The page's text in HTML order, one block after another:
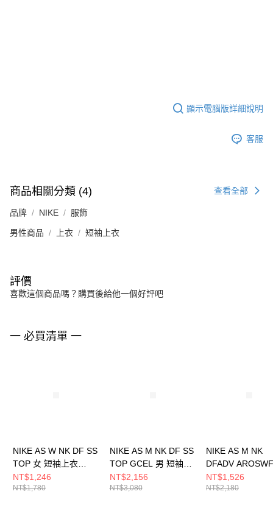
顯示電腦版詳細說明
客服
商品相關分類 (4) 查看全部
品牌 NIKE 服飾
男性商品 上衣 短袖上衣
評價
喜歡這個商品嗎？購買後給他一個好評吧
一 必買清單 一
NIKE AS W NK DF SS
TOP 女 短袖上衣
HQ8080104
NT$1,246
NT$1,780
NIKE AS M NK DF SS
TOP GCEL 男 短袖上
衣 IH9267010
NT$2,156
NT$3,080
NIKE AS M NK
DFADV
2INBF SH 男 短
FN3350736
NT$1,526
NT$2,180